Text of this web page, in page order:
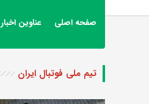
صفحه اصلی عناوین اخبار
تیم ملی فوتبال ایران